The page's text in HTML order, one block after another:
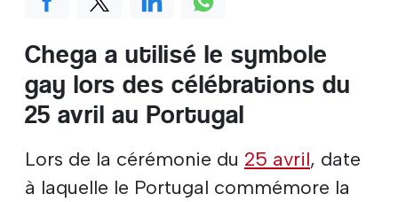
Chega a utilisé le symbole
gay lors des célébrations du
25 avril au Portugal
Lors de la cérémonie du 25 avril, date
à laquelle le Portugal commémore la